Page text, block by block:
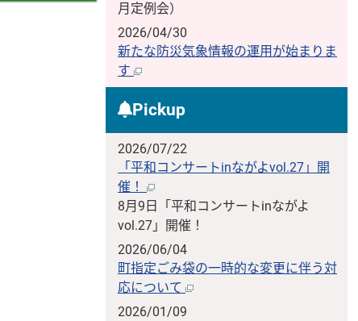
月定例会）
2026/04/30
新たな防災気象情報の運用が始まりま
す
Pickup
2026/07/22
「平和コンサートinながよvol.27」開
催！
8月9日「平和コンサートinながよ
vol.27」開催！
2026/06/04
町指定ごみ袋の一時的な変更に伴う対
応について
2026/01/09